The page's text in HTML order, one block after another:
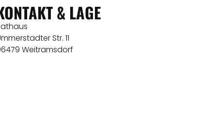
& LAGE
Str. 11
Weitramsdorf